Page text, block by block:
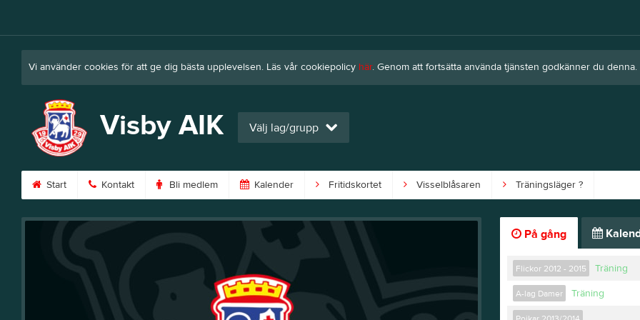
Vi använder cookies för att ge dig bästa upplevelsen. Läs vår cookiepolicy här. Genom att fortsätta använda tjänsten godkänner du denna.
Visby AIK Välj lag/grupp
Start Kontakt Bli medlem Kalender Fritidskortet Visselblåsaren Träningsläger ?
På gång
Flickor 2012 - 2015 Träning
A-lag Damer Träning